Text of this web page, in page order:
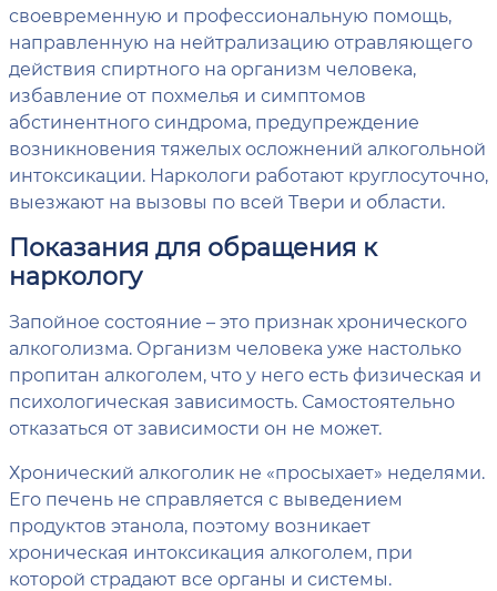
своевременную и профессиональную помощь,
направленную на нейтрализацию отравляющего
действия спиртного на организм человека,
избавление от похмелья и симптомов
абстинентного синдрома, предупреждение
возникновения тяжелых осложнений алкогольной
интоксикации. Наркологи работают круглосуточно,
выезжают на вызовы по всей Твери и области.
Показания для обращения к
наркологу
Запойное состояние – это признак хронического
алкоголизма. Организм человека уже настолько
пропитан алкоголем, что у него есть физическая и
психологическая зависимость. Самостоятельно
отказаться от зависимости он не может.
Хронический алкоголик не «просыхает» неделями.
Его печень не справляется с выведением
продуктов этанола, поэтому возникает
хроническая интоксикация алкоголем, при
которой страдают все органы и системы.